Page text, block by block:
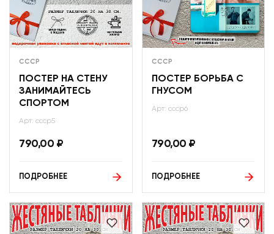
СССР
ПОСТЕР НА СТЕНУ
ЗАНИМАЙТЕСЬ
СПОРТОМ
Арт: ссср5
790,00 ₽
ПОДРОБНЕЕ
СССР
ПОСТЕР БОРЬБА С
ГНУСОМ
Арт: ссср6
790,00 ₽
ПОДРОБНЕЕ